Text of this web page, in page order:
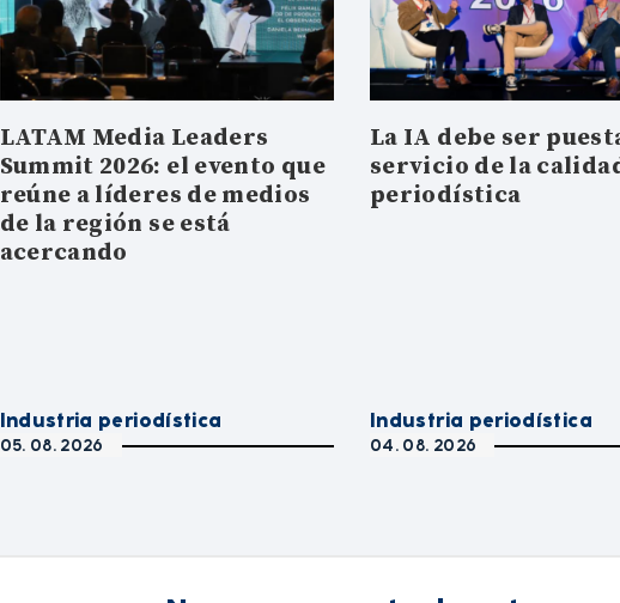
LATAM Media Leaders
Summit 2026: el evento que
reúne a líderes de medios
de la región se está
acercando
Industria periodística
05. 08. 2026
La IA debe ser
servicio de la
periodística
Industria periodística
04. 08. 2026